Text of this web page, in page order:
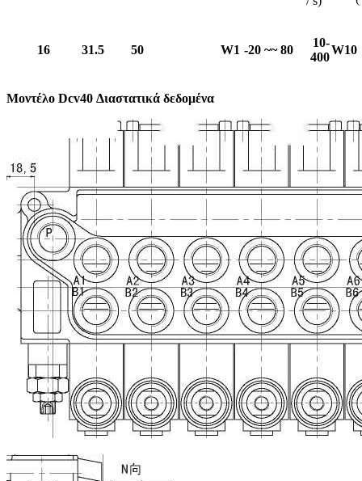
16 31.5 50 W1 -20 ~~ 80
10-
400
W10
Μοντέλο Dcv40 Διαστατικά δεδομένα